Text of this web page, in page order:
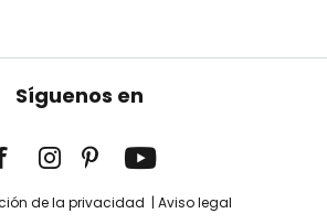
Síguenos en
de la privacidad
Aviso legal